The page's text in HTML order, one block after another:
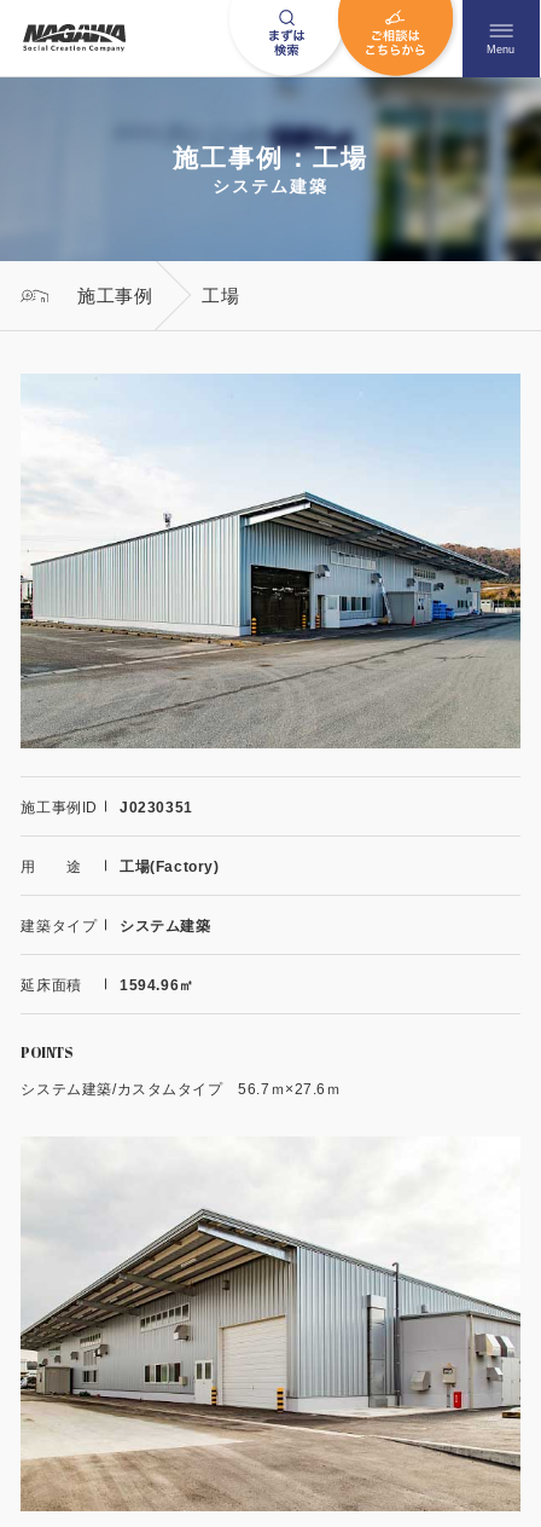
メニュ
Menu
お問い合わせはこちら
0120-09-9663
営業時間AM 9:00〜PM6:00
用途から探す
事務所・作業場
倉庫・工場
休憩室・喫煙室
中古品
製品特長と納入までの流れ
モジュール建築（プレハブ）
システム建築
危険物保管庫
防災倉庫
展示場を探す
施工事例
あなたにナガワがお薦めの理由
Webカタログ
会社概要
よくあるご質問
展示場用地の募集
施工事例：工場
システム建築
施工事例 工場
施工事例ID J0230351
用 途 工場(Factory)
建築タイプ システム建築
延床面積 1594.96㎡
POINTS
システム建築/カスタムタイプ 56.7ｍ×27.6ｍ